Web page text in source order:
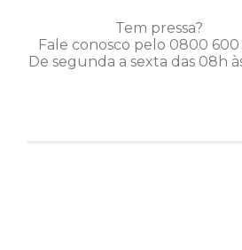
Tem pressa?
Fale conosco pelo 0800
De segunda a sexta das 08h